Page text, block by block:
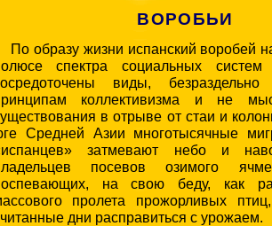
ВОРОБЬИ
По образу жизни испанский воробей
спектра социальных систем
виды, безраздельно
коллективизма и не
в отрыве от стаи и
Средней Азии многотысячные
затмевают небо и
посевов озимого
на свою беду, как
пролета прожорливых
дни расправиться с урожаем.